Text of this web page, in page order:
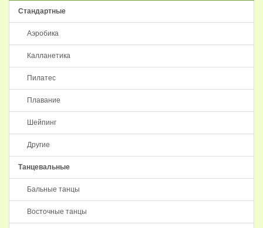
Стандартные
Аэробика
Калланетика
Пилатес
Плавание
Шейпинг
Другие
Танцевальные
Бальные танцы
Восточные танцы